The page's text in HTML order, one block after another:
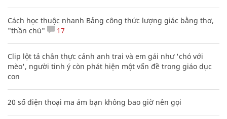
Cách học thuộc nhanh Bảng công thức lượng giác bằng thơ,
"thần chú"
17
Clip lột tả chân thực cảnh anh trai và em gái như 'chó với
mèo', người tinh ý còn phát hiện một vấn đề trong giáo dục
con
20 số điện thoại ma ám bạn không bao giờ nên gọi